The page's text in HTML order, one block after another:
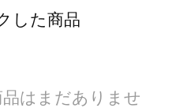
した商品
はまだありませ